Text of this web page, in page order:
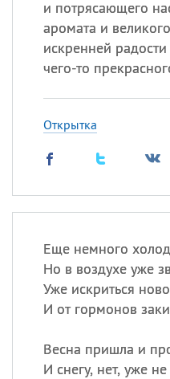
и потрясающего
аромата и
искренней
чего-то
Открытка
Еще немного
Но в воздухе уже
Уже искриться
И от гормонов
Весна пришла и
И снегу, нет, уже